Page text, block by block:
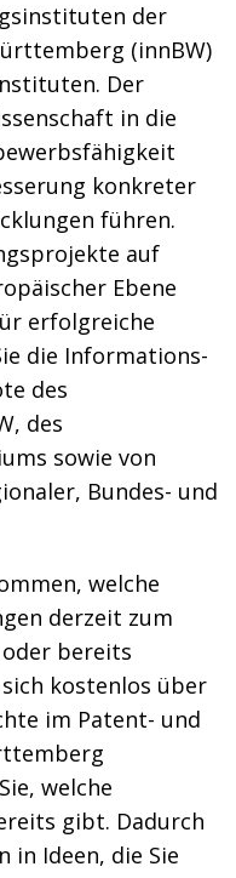
der
(innBW)
Der
in die
konkreter
führen.
auf
Ebene
erfolgreiche
die Informations-
des
des
sowie von
Bundes- und
welche
derzeit zum
bereits
kostenlos über
im Patent- und
welche
gibt. Dadurch
in Ideen, die Sie